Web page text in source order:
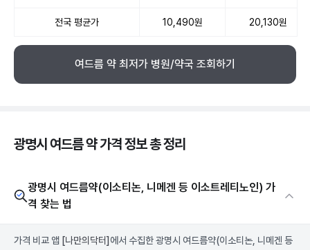
전국 평균가 10,490원 20,130원
여드름 약 최저가 병원/약국 조회하기
광명시 여드름 약 가격 정보 총 정리
광명시 여드름약(이소티논, 니메겐 등 이소트레티노인) 가
격 찾는 법
가격 비교 앱 [나만의닥터] 에서 수집한 광명시 여드름약(이소티논, 니메겐 등